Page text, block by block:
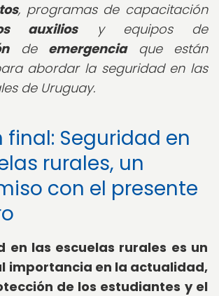
, programas de capacitación
auxiliosy equipos de
de emergenciaque están
abordar la seguridad en las
de Uruguay.
final: Seguridad en
rurales, un
con el presente
en las escuelas rurales es un
importancia en la actualidad,
de los estudiantes y el